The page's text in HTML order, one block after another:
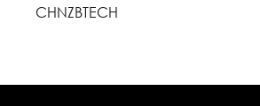
CHNZBTECH